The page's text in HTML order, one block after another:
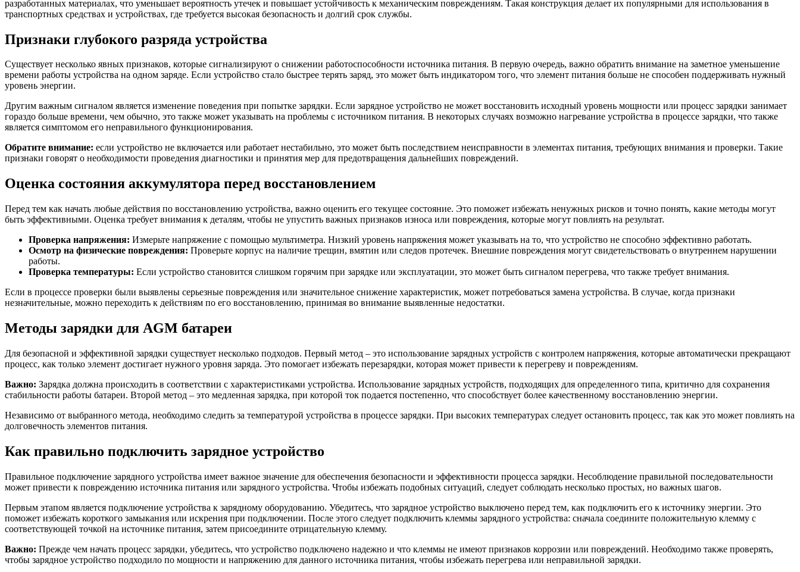
разработанных материалах, что уменьшает вероятность утечек и повышает устойчивость к механическим повреждениям. Такая конструкция делает их популярными для использования в
транспортных средствах и устройствах, где требуется высокая безопасность и долгий срок службы.
Признаки глубокого разряда устройства
Существует несколько явных признаков, которые сигнализируют о снижении работоспособности источника питания. В первую очередь, важно обратить внимание на заметное уменьшение
времени работы устройства на одном заряде. Если устройство стало быстрее терять заряд, это может быть индикатором того, что элемент питания больше не способен поддерживать нужный
уровень энергии.
Другим важным сигналом является изменение поведения при попытке зарядки. Если зарядное устройство не может восстановить исходный уровень мощности или процесс зарядки занимает
гораздо больше времени, чем обычно, это также может указывать на проблемы с источником питания. В некоторых случаях возможно нагревание устройства в процессе зарядки, что также
является симптомом его неправильного функционирования.
Обратите внимание: если устройство не включается или работает нестабильно, это может быть последствием неисправности в элементах питания, требующих внимания и проверки. Такие
признаки говорят о необходимости проведения диагностики и принятия мер для предотвращения дальнейших повреждений.
Оценка состояния аккумулятора перед восстановлением
Перед тем как начать любые действия по восстановлению устройства, важно оценить его текущее состояние. Это поможет избежать ненужных рисков и точно понять, какие методы могут
быть эффективными. Оценка требует внимания к деталям, чтобы не упустить важных признаков износа или повреждения, которые могут повлиять на результат.
Проверка напряжения: Измерьте напряжение с помощью мультиметра. Низкий уровень напряжения может указывать на то, что устройство не способно эффективно работать.
Осмотр на физические повреждения: Проверьте корпус на наличие трещин, вмятин или следов протечек. Внешние повреждения могут свидетельствовать о внутреннем нарушении
работы.
Проверка температуры: Если устройство становится слишком горячим при зарядке или эксплуатации, это может быть сигналом перегрева, что также требует внимания.
Если в процессе проверки были выявлены серьезные повреждения или значительное снижение характеристик, может потребоваться замена устройства. В случае, когда признаки
незначительные, можно переходить к действиям по его восстановлению, принимая во внимание выявленные недостатки.
Методы зарядки для AGM батареи
Для безопасной и эффективной зарядки существует несколько подходов. Первый метод – это использование зарядных устройств с контролем напряжения, которые автоматически прекращают
процесс, как только элемент достигает нужного уровня заряда. Это помогает избежать перезарядки, которая может привести к перегреву и повреждениям.
Важно: Зарядка должна происходить в соответствии с характеристиками устройства. Использование зарядных устройств, подходящих для определенного типа, критично для сохранения
стабильности работы батареи. Второй метод – это медленная зарядка, при которой ток подается постепенно, что способствует более качественному восстановлению энергии.
Независимо от выбранного метода, необходимо следить за температурой устройства в процессе зарядки. При высоких температурах следует остановить процесс, так как это может повлиять на
долговечность элементов питания.
Как правильно подключить зарядное устройство
Правильное подключение зарядного устройства имеет важное значение для обеспечения безопасности и эффективности процесса зарядки. Несоблюдение правильной последовательности
может привести к повреждению источника питания или зарядного устройства. Чтобы избежать подобных ситуаций, следует соблюдать несколько простых, но важных шагов.
Первым этапом является подключение устройства к зарядному оборудованию. Убедитесь, что зарядное устройство выключено перед тем, как подключить его к источнику энергии. Это
поможет избежать короткого замыкания или искрения при подключении. После этого следует подключить клеммы зарядного устройства: сначала соедините положительную клемму с
соответствующей точкой на источнике питания, затем присоедините отрицательную клемму.
Важно: Прежде чем начать процесс зарядки, убедитесь, что устройство подключено надежно и что клеммы не имеют признаков коррозии или повреждений. Необходимо также проверять,
чтобы зарядное устройство подходило по мощности и напряжению для данного источника питания, чтобы избежать перегрева или неправильной зарядки.